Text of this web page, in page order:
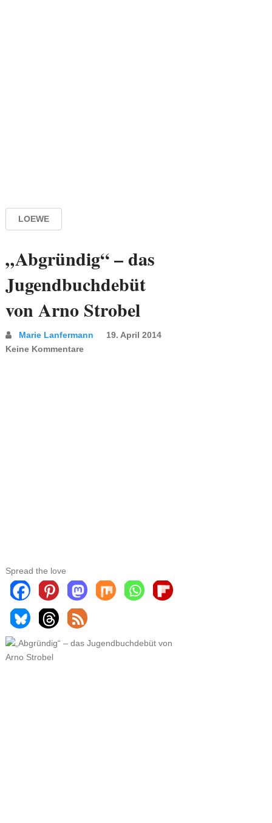
LOEWE
„Abgründig“ – das
Jugendbuchdebüt
von Arno Strobel
Marie Lanfermann
19. April 2014
Keine Kommentare
Spread the love